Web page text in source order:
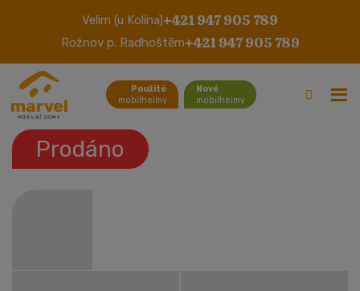
Velim (u Kolína)+421 947 905 789
Rožnov p. Radhoštěm+421 947 905 789
Použité
mobilheimy
Nové
mobilheimy
Chalet Small
Prodáno